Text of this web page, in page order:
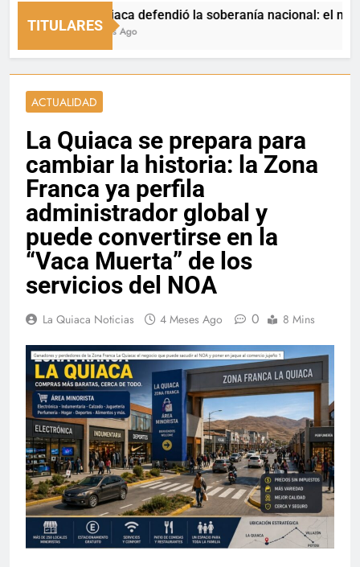
TITULARES
La Quiaca defendió la soberanía nacional: el
22 Horas Ago
ACTUALIDAD
La Quiaca se prepara para
cambiar la historia: la Zona
Franca ya perfila
administrador global y
puede convertirse en la
“Vaca Muerta” de los
servicios del NOA
La Quiaca Noticias 4 Meses Ago 0 8 Mins